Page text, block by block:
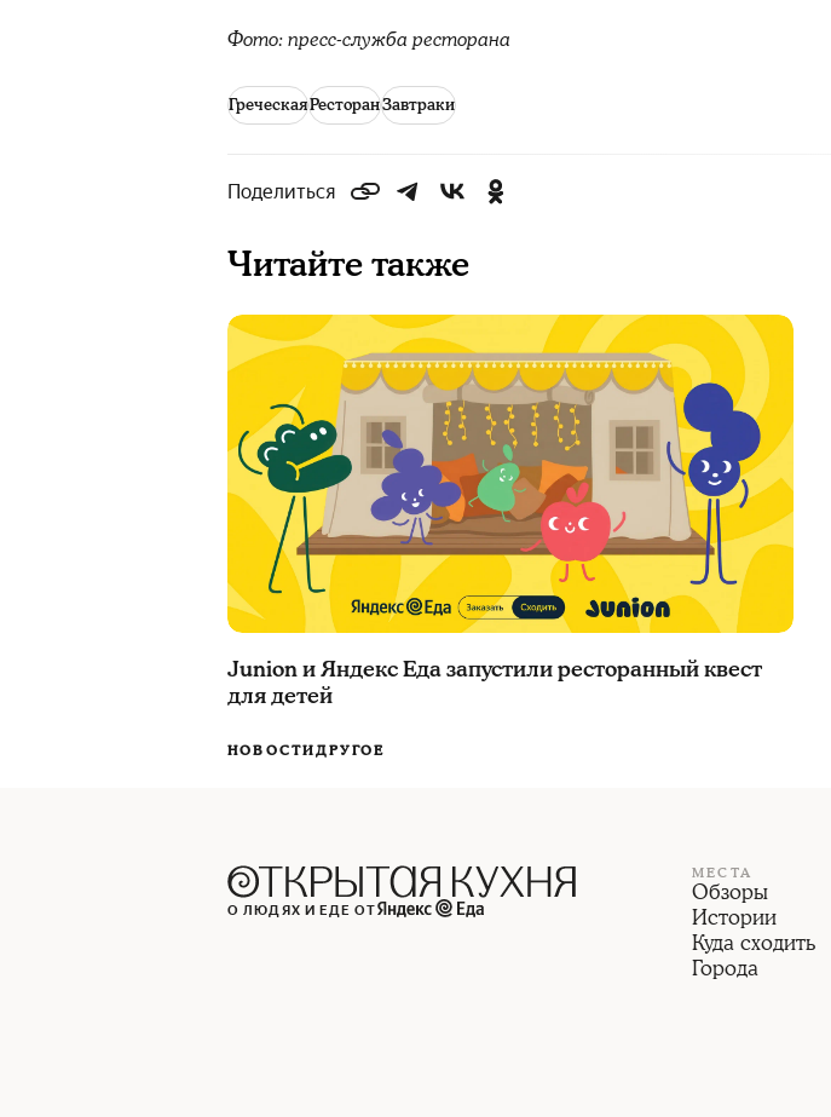
Фото: пресс-служба ресторана
ГреческаяРесторанЗавтраки
Поделиться
Читайте также
Junion и Яндекс Еда запустили ресторанный квест
для детей
НОВОСТИДРУГОЕ
О ЛЮДЯХ И ЕДЕ ОТ
МЕСТА
Обзоры
Истории
Куда сходить
Города